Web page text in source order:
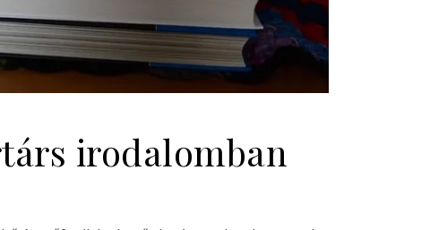
irodalomban